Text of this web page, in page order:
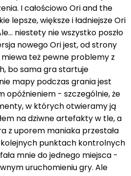
I całościowo Ori and the
lepsze, większe i ładniejsze Ori
niestety nie wszystko poszło
nowego Ori jest, od strony
też pewne problemy z
bo sama gra startuje
mapy podczas grania jest
opóźnieniem - szczególnie, że
w których otwieramy ją
na dziwne artefakty w tle, a
z uporem maniaka przestała
punktach kontrolnych
mnie do jednego miejsca -
uruchomieniu gry. Ale